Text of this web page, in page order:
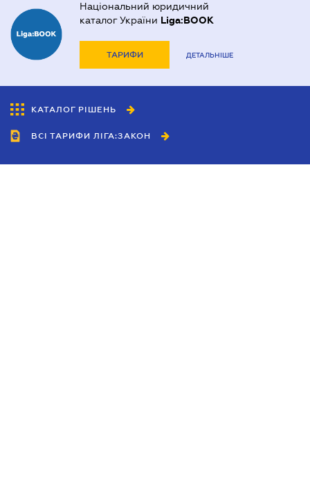
Національний юридичний
каталог України Liga:BOOK
ТАРИФИ ДЕТАЛЬНІШЕ
КАТАЛОГ РІШЕНЬ
ВСІ ТАРИФИ ЛІГА:ЗАКОН